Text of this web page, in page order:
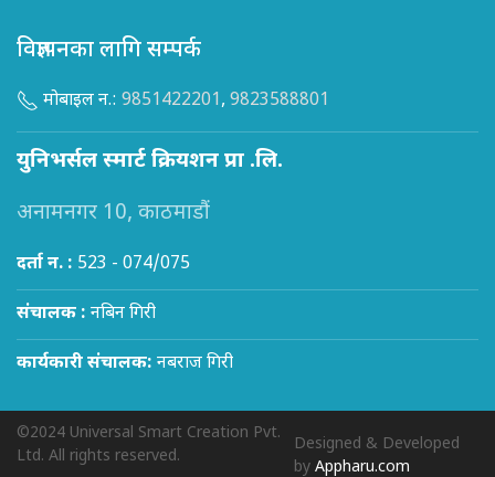
विज्ञापनका लागि सम्पर्क
मोबाइल न.: 9851422201, 9823588801
युनिभर्सल स्मार्ट क्रियशन प्रा .लि.
अनामनगर 10, काठमाडौं
दर्ता न. : 523 - 074/075
संचालक : नबिन गिरी
कार्यकारी संचालक: नबराज गिरी
©2024 Universal Smart Creation Pvt.
Ltd. All rights reserved.
Designed & Developed
byAppharu.com